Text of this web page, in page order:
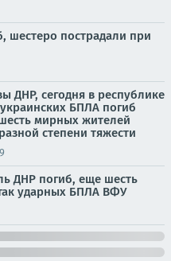
шестеро пострадали при
ДНР, сегодня в республике
БПЛА погиб
мирных жителей
степени тяжести
ДНР погиб, еще шесть
ударных БПЛА ВФУ